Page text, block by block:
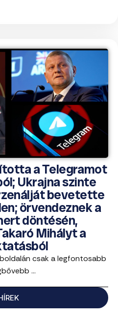
a Telegramot
Ukrajna szinte
bevetette
örvendeznek a
döntésén,
Mihályt a
csak a legfontosabb
...